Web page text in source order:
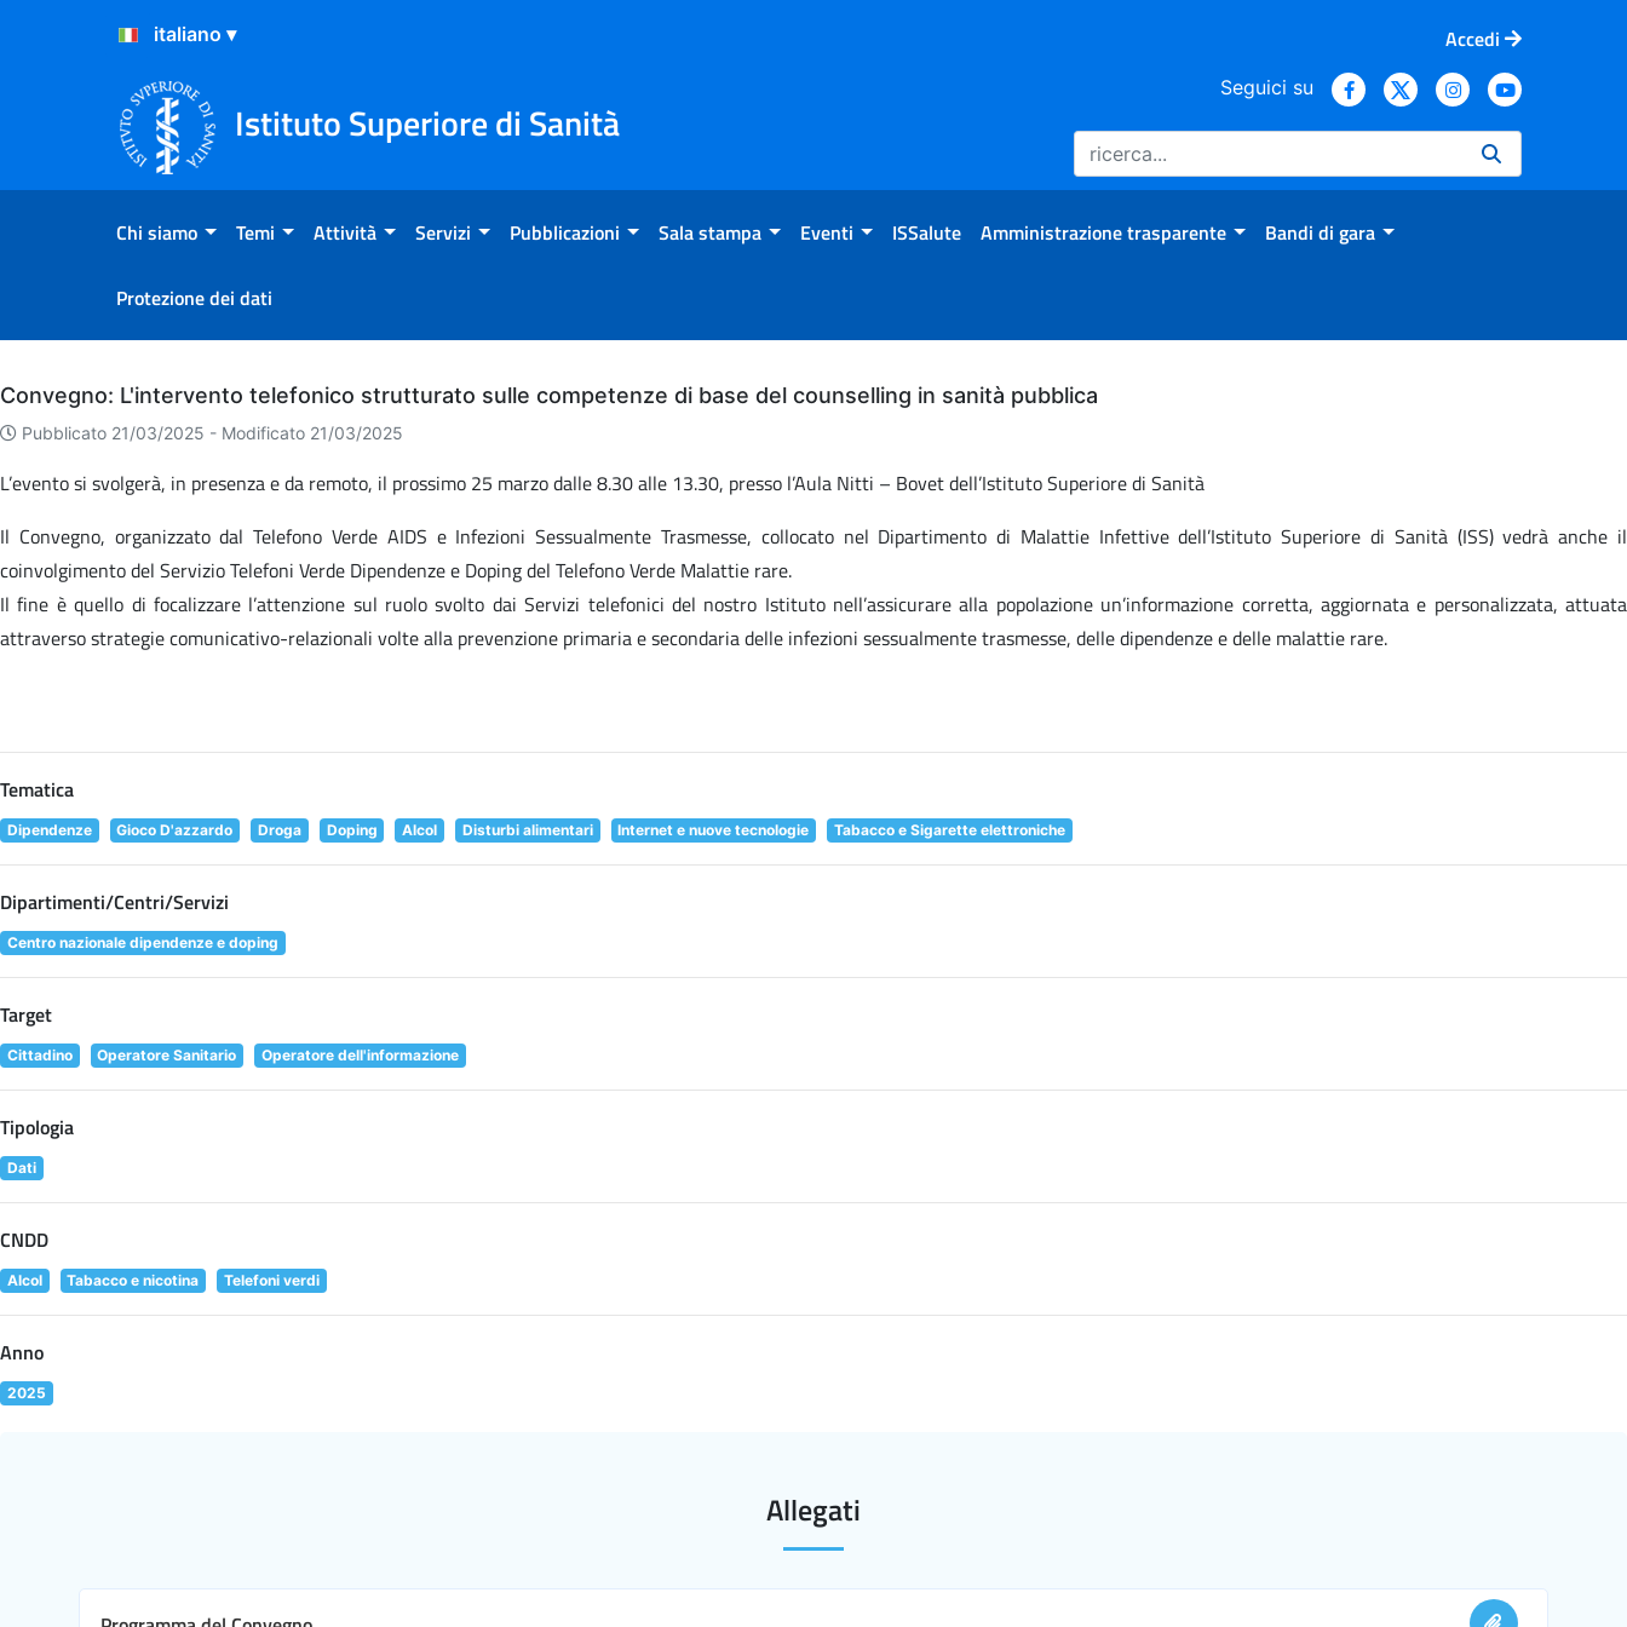
Salta al Contenuto
Salta al Footer
Accedi
Istituto Superiore di Sanità
Seguici su
Chi siamo Temi Attività Servizi Pubblicazioni Sala stampa Eventi ISSalute Amministrazione trasparente Bandi di gara
Protezione dei dati
Archivio
Convegno: L'intervento telefonico strutturato sulle competenze di base del counselling in sanità pubblica
Pubblicato 21/03/2025 - Modificato 21/03/2025
L’evento si svolgerà, in presenza e da remoto, il prossimo 25 marzo dalle 8.30 alle 13.30, presso l’Aula Nitti – Bovet dell’Istituto Superiore di Sanità
Il Convegno, organizzato dal Telefono Verde AIDS e Infezioni Sessualmente Trasmesse, collocato nel Dipartimento di Malattie Infettive dell’Istituto Superiore di Sanità (ISS) vedrà anche il
coinvolgimento del Servizio Telefoni Verde Dipendenze e Doping del Telefono Verde Malattie rare.
Il fine è quello di focalizzare l’attenzione sul ruolo svolto dai Servizi telefonici del nostro Istituto nell’assicurare alla popolazione un’informazione corretta, aggiornata e personalizzata, attuata
attraverso strategie comunicativo-relazionali volte alla prevenzione primaria e secondaria delle infezioni sessualmente trasmesse, delle dipendenze e delle malattie rare.
Tematica
Dipendenze Gioco D'azzardo Droga Doping Alcol Disturbi alimentari Internet e nuove tecnologie Tabacco e Sigarette elettroniche
Dipartimenti/Centri/Servizi
Centro nazionale dipendenze e doping
Target
Cittadino Operatore Sanitario Operatore dell'informazione
Tipologia
Dati
CNDD
Alcol Tabacco e nicotina Telefoni verdi
Anno
2025
Allegati